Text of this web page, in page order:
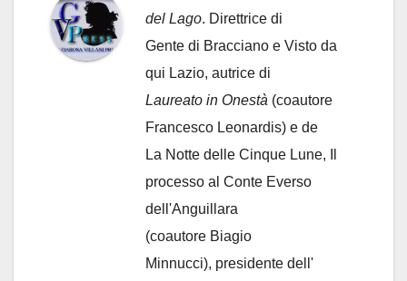
del Lago. Direttrice di
Gente di Bracciano e Visto da
qui Lazio, autrice di
Laureato in Onestà (coautore
Francesco Leonardis) e de
La Notte delle Cinque Lune, Il
processo al Conte Everso
dell'Anguillara
(coautore Biagio
Minnucci), presidente dell'